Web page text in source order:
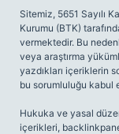
Sitemiz, 5651 Sayılı
Kurumu (BTK)
vermektedir. Bu
veya araştırma
yazdıkları içeriklerin
bu sorumluluğu kabul
Hukuka ve yasal
içerikleri,